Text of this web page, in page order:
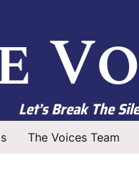
Let’s Break The
The Voices Team